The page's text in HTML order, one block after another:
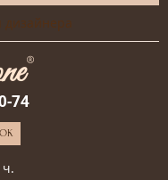
дизайнера
74